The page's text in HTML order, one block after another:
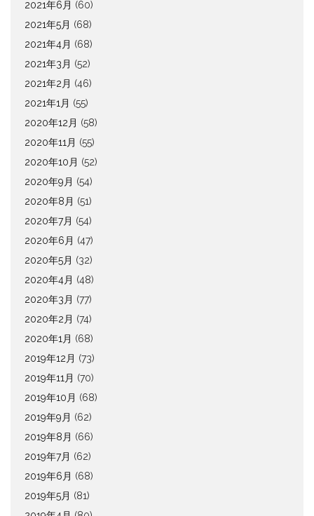
2021年6月 (60)
2021年5月 (68)
2021年4月 (68)
2021年3月 (52)
2021年2月 (46)
2021年1月 (55)
2020年12月 (58)
2020年11月 (55)
2020年10月 (52)
2020年9月 (54)
2020年8月 (51)
2020年7月 (54)
2020年6月 (47)
2020年5月 (32)
2020年4月 (48)
2020年3月 (77)
2020年2月 (74)
2020年1月 (68)
2019年12月 (73)
2019年11月 (70)
2019年10月 (68)
2019年9月 (62)
2019年8月 (66)
2019年7月 (62)
2019年6月 (68)
2019年5月 (81)